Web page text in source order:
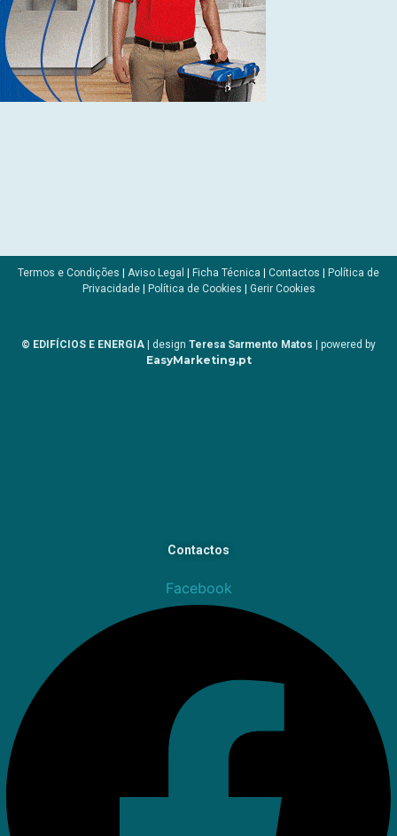
Termos e Condições Aviso Legal Ficha Técnica Contactos
Política de
Privacidade| Política de Cookies Gerir Cookies
© EDIFÍCIOS E ENERGIA | design Teresa Sarmento Matos | powered by
EasyMarketing.pt
Contactos
Facebook